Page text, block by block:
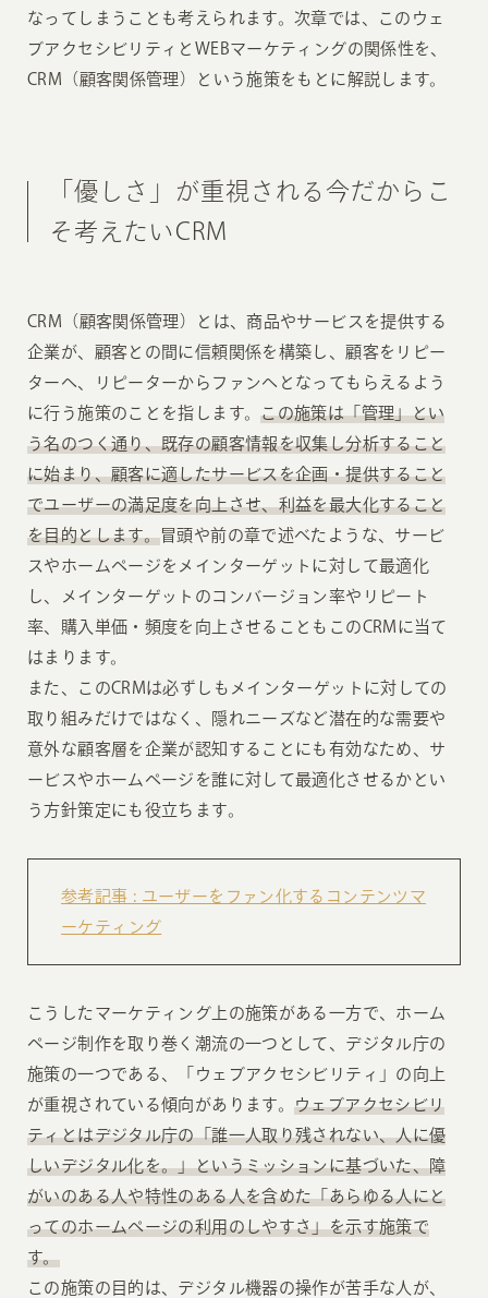
なってしまうことも考えられます。次章では、このウェ
ブアクセシビリティとWEBマーケティングの関係性を、
CRM（顧客関係管理）という施策をもとに解説します。
「優しさ」が重視される今だからこ
そ考えたいCRM
CRM（顧客関係管理）とは、商品やサービスを提供する
企業が、顧客との間に信頼関係を構築し、顧客をリピー
ターへ、リピーターからファンへとなってもらえるよう
に行う施策のことを指します。この施策は「管理」とい
う名のつく通り、既存の顧客情報を収集し分析すること
に始まり、顧客に適したサービスを企画・提供すること
でユーザーの満足度を向上させ、利益を最大化すること
を目的とします。冒頭や前の章で述べたような、サービ
スやホームページをメインターゲットに対して最適化
し、メインターゲットのコンバージョン率やリピート
率、購入単価・頻度を向上させることもこのCRMに当て
はまります。
また、このCRMは必ずしもメインターゲットに対しての
取り組みだけではなく、隠れニーズなど潜在的な需要や
意外な顧客層を企業が認知することにも有効なため、サ
ービスやホームページを誰に対して最適化させるかとい
う方針策定にも役立ちます。
参考記事 : ユーザーをファン化するコンテンツマ
ーケティング
こうしたマーケティング上の施策がある一方で、ホーム
ページ制作を取り巻く潮流の一つとして、デジタル庁の
施策の一つである、「ウェブアクセシビリティ」の向上
が重視されている傾向があります。 ウェブアクセシビリ
ティとはデジタル庁の「誰一人取り残されない、人に優
しいデジタル化を。」というミッションに基づいた、障
がいのある人や特性のある人を含めた「あらゆる人にと
ってのホームページの利用のしやすさ」を示す施策で
す。
この施策の目的は、デジタル機器の操作が苦手な人が、